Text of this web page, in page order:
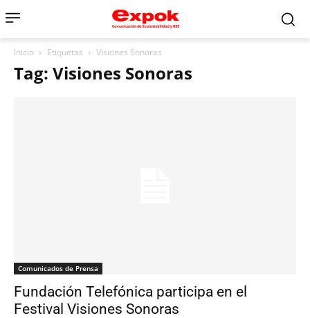
Inicio Etiquetas Visiones Sonoras
Tag: Visiones Sonoras
Comunicados de Prensa
Fundación Telefónica participa en el
Festival Visiones Sonoras